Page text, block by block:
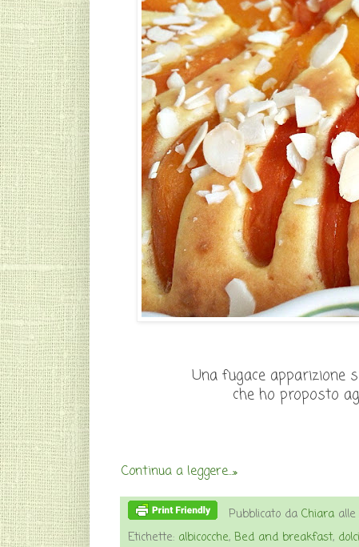
Una fugace apparizione
che ho proposto
Continua a leggere...»
Pubblicato daChiara
Etichette: albicocche, Bed and breakfast,